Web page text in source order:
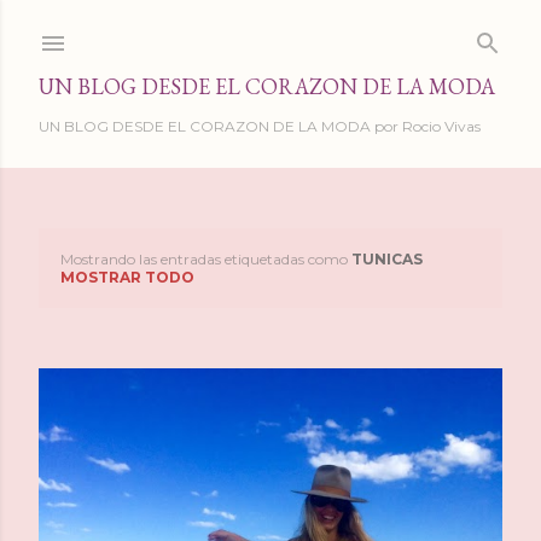
UN BLOG DESDE EL CORAZON DE LA MODA
UN BLOG DESDE EL CORAZON DE LA MODA por Rocio Vivas
t
r
a
d
Mostrando las entradas etiquetadas como TUNICAS
MOSTRAR TODO